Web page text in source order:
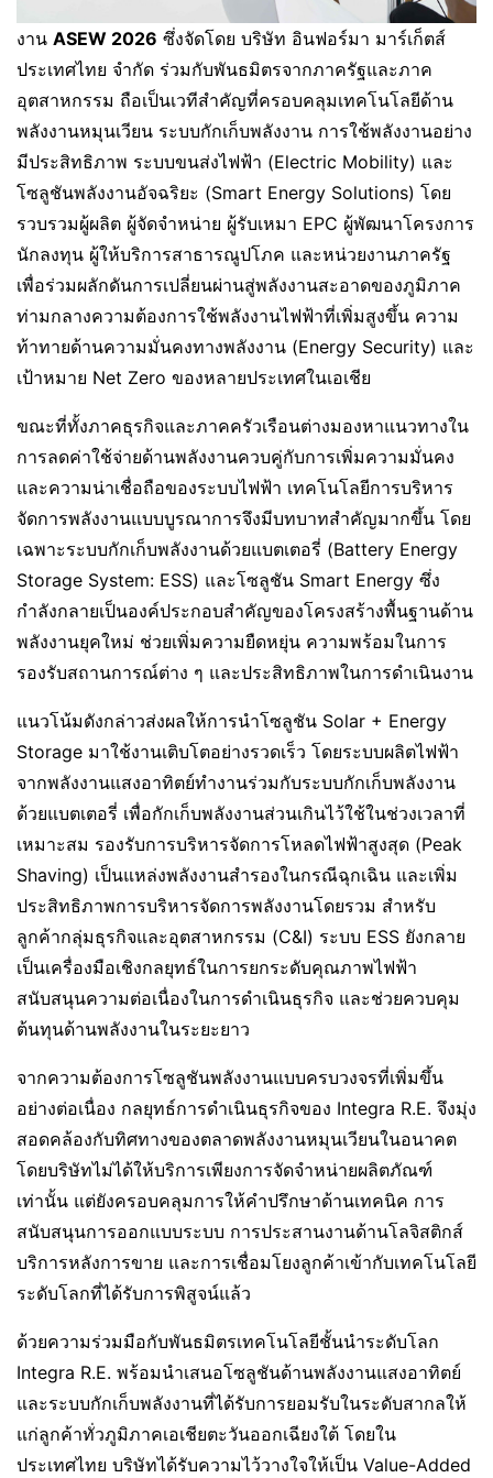
งาน ASEW 2026 ซึ่งจัดโดย บริษัท อินฟอร์มา มาร์เก็ตส์
ประเทศไทย จำกัด ร่วมกับพันธมิตรจากภาครัฐและภาค
อุตสาหกรรม ถือเป็นเวทีสำคัญที่ครอบคลุมเทคโนโลยีด้าน
พลังงานหมุนเวียน ระบบกักเก็บพลังงาน การใช้พลังงานอย่าง
มีประสิทธิภาพ ระบบขนส่งไฟฟ้า (Electric Mobility) และ
โซลูชันพลังงานอัจฉริยะ (Smart Energy Solutions) โดย
รวบรวมผู้ผลิต ผู้จัดจำหน่าย ผู้รับเหมา EPC ผู้พัฒนาโครงการ
นักลงทุน ผู้ให้บริการสาธารณูปโภค และหน่วยงานภาครัฐ
เพื่อร่วมผลักดันการเปลี่ยนผ่านสู่พลังงานสะอาดของภูมิภาค
ท่ามกลางความต้องการใช้พลังงานไฟฟ้าที่เพิ่มสูงขึ้น ความ
ท้าทายด้านความมั่นคงทางพลังงาน (Energy Security) และ
เป้าหมาย Net Zero ของหลายประเทศในเอเชีย
ขณะที่ทั้งภาคธุรกิจและภาคครัวเรือนต่างมองหาแนวทางใน
การลดค่าใช้จ่ายด้านพลังงานควบคู่กับการเพิ่มความมั่นคง
และความน่าเชื่อถือของระบบไฟฟ้า เทคโนโลยีการบริหาร
จัดการพลังงานแบบบูรณาการจึงมีบทบาทสำคัญมากขึ้น โดย
เฉพาะระบบกักเก็บพลังงานด้วยแบตเตอรี่ (Battery Energy
Storage System: ESS) และโซลูชัน Smart Energy ซึ่ง
กำลังกลายเป็นองค์ประกอบสำคัญของโครงสร้างพื้นฐานด้าน
พลังงานยุคใหม่ ช่วยเพิ่มความยืดหยุ่น ความพร้อมในการ
รองรับสถานการณ์ต่าง ๆ และประสิทธิภาพในการดำเนินงาน
แนวโน้มดังกล่าวส่งผลให้การนำโซลูชัน Solar + Energy
Storage มาใช้งานเติบโตอย่างรวดเร็ว โดยระบบผลิตไฟฟ้า
จากพลังงานแสงอาทิตย์ทำงานร่วมกับระบบกักเก็บพลังงาน
ด้วยแบตเตอรี่ เพื่อกักเก็บพลังงานส่วนเกินไว้ใช้ในช่วงเวลาที่
เหมาะสม รองรับการบริหารจัดการโหลดไฟฟ้าสูงสุด (Peak
Shaving) เป็นแหล่งพลังงานสำรองในกรณีฉุกเฉิน และเพิ่ม
ประสิทธิภาพการบริหารจัดการพลังงานโดยรวม สำหรับ
ลูกค้ากลุ่มธุรกิจและอุตสาหกรรม (C&I) ระบบ ESS ยังกลาย
เป็นเครื่องมือเชิงกลยุทธ์ในการยกระดับคุณภาพไฟฟ้า
สนับสนุนความต่อเนื่องในการดำเนินธุรกิจ และช่วยควบคุม
ต้นทุนด้านพลังงานในระยะยาว
จากความต้องการโซลูชันพลังงานแบบครบวงจรที่เพิ่มขึ้น
อย่างต่อเนื่อง กลยุทธ์การดำเนินธุรกิจของ Integra R.E. จึงมุ่ง
สอดคล้องกับทิศทางของตลาดพลังงานหมุนเวียนในอนาคต
โดยบริษัทไม่ได้ให้บริการเพียงการจัดจำหน่ายผลิตภัณฑ์
เท่านั้น แต่ยังครอบคลุมการให้คำปรึกษาด้านเทคนิค การ
สนับสนุนการออกแบบระบบ การประสานงานด้านโลจิสติกส์
บริการหลังการขาย และการเชื่อมโยงลูกค้าเข้ากับเทคโนโลยี
ระดับโลกที่ได้รับการพิสูจน์แล้ว
ด้วยความร่วมมือกับพันธมิตรเทคโนโลยีชั้นนำระดับโลก
Integra R.E. พร้อมนำเสนอโซลูชันด้านพลังงานแสงอาทิตย์
และระบบกักเก็บพลังงานที่ได้รับการยอมรับในระดับสากลให้
แก่ลูกค้าทั่วภูมิภาคเอเชียตะวันออกเฉียงใต้ โดยใน
ประเทศไทย บริษัทได้รับความไว้วางใจให้เป็น Value-Added